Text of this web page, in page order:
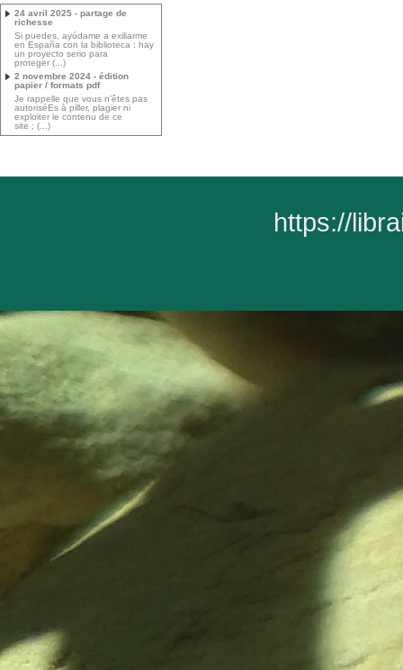
24 avril 2025 - partage de
richesse
Si puedes, ayúdame a exiliarme
en España con la biblioteca ; hay
un proyecto serio para
proteger (...)
2 novembre 2024 - édition
papier / formats pdf
Je rappelle que vous n’êtes pas
autoriséEs à piller, plagier ni
exploiter le contenu de ce
site ; (...)
https://